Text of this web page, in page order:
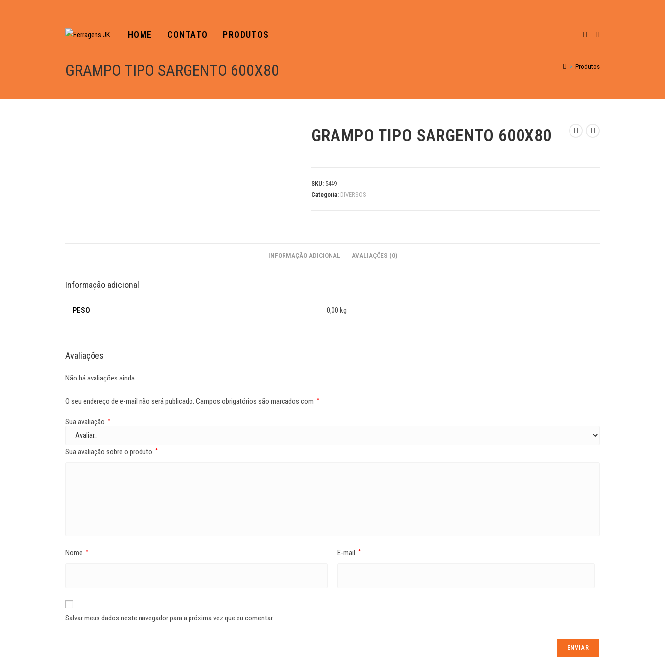
HOME CONTATO PRODUTOS
GRAMPO TIPO SARGENTO 600X80 > Produtos
GRAMPO TIPO SARGENTO 600X80
SKU: 5449
Categoria: DIVERSOS
INFORMAÇÃO ADICIONAL AVALIAÇÕES (0)
Informação adicional
PESO 0,00 kg
Avaliações
Não há avaliações ainda.
O seu endereço de e-mail não será publicado. Campos obrigatórios são marcados com *
Sua avaliação *
Sua avaliação sobre o produto *
Nome * E-mail *
Salvar meus dados neste navegador para a próxima vez que eu comentar.